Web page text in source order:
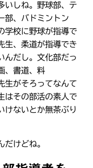
いしね。野球部、テ
部、バドミントン
学校に野球が指導で
生、柔道が指導でき
んだし。文化部だっ
、書道、料
生がそろってなんて
はその部活の素人で
けないとか無茶ぶり
だけどね。